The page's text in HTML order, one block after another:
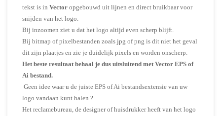
tekst is in Vector opgebouwd uit lijnen en direct bruikbaar voor
snijden van het logo.
Bij inzoomen ziet u dat het logo altijd even scherp blijft.
Bij bitmap of pixelbestanden zoals jpg of png is dit niet het geval
dit zijn plaatjes en zie je duidelijk pixels en worden onscherp.
Het beste resultaat behaal je dus uitsluitend met Vector EPS of
Ai bestand.
Geen idee waar u de juiste EPS of Ai bestandsextensie van uw
logo vandaan kunt halen ?
Het reclamebureau, de designer of huisdrukker heeft van het logo